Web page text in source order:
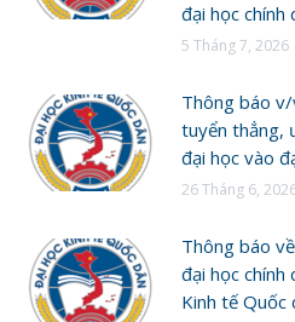
đại học chính
5 Tháng 7, 2026
Thông báo
tuyển thẳng,
đại học vào
26 Tháng 6,
Thông báo
đại học
Kinh tế Quốc